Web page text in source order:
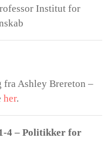
Institut for
Ashley Brereton –
her.
4 – Politikker for